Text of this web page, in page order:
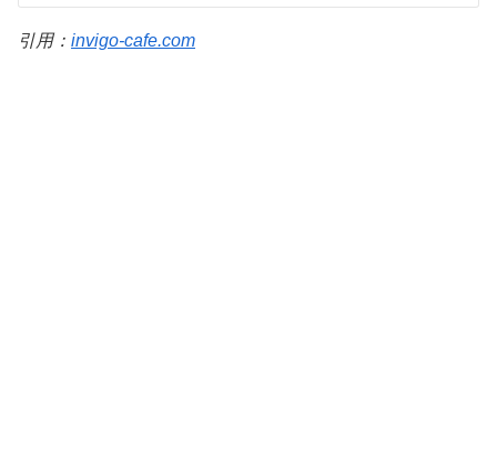
引用： invigo-cafe.com